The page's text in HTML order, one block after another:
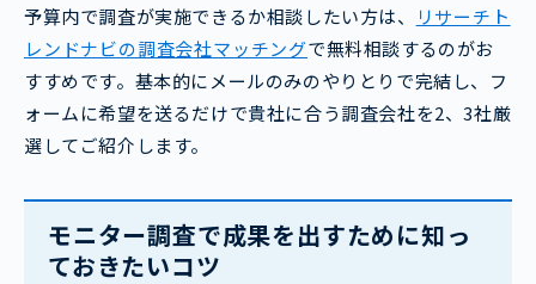
予算内で調査が実施できるか相談したい方は、
リサーチト
レンドナビの調査会社マッチングで無料相談するのがお
すすめです。基本的にメールのみのやりとりで完結し、フ
ォームに希望を送るだけで貴社に合う調査会社を2、3社厳
選してご紹介します。
モニター調査で成果を出すために知っ
ておきたいコツ